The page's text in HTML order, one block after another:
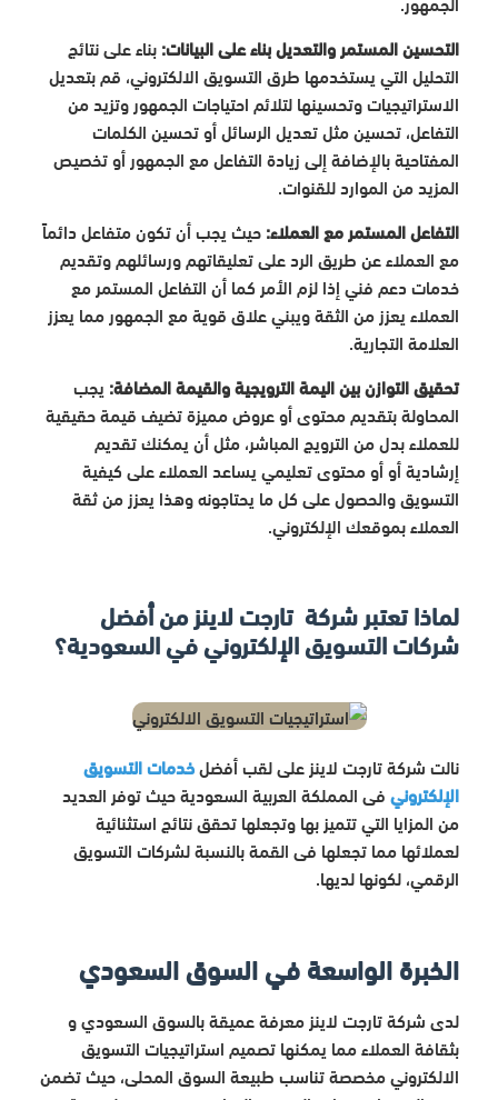
التحسين المستمر والتعديل بناء على البيانات: بناء على نتائج
التحليل التي يستخدمها طرق التسويق الالكتروني، قم بتعديل
الاستراتيجيات وتحسينها لتلائم احتياجات الجمهور وتزيد من
التفاعل، تحسين مثل تعديل الرسائل أو تحسين الكلمات
المفتاحية بالإضافة إلى زيادة التفاعل مع الجمهور أو تخصيص
المزيد من الموارد للقنوات.
التفاعل المستمر مع العملاء: حيث يجب أن تكون متفاعل دائماً
مع العملاء عن طريق الرد على تعليقاتهم ورسائلهم وتقديم
خدمات دعم فني إذا لزم الأمر كما أن التفاعل المستمر مع
العملاء يعزز من الثقة ويبني علاق قوية مع الجمهور مما يعزز
العلامة التجارية.
تحقيق التوازن بين اليمة الترويجية والقيمة المضافة: يجب
المحاولة بتقديم محتوى أو عروض مميزة تضيف قيمة حقيقية
للعملاء بدل من الترويج المباشر، مثل أن يمكنك تقديم
إرشادية أو أو محتوى تعليمي يساعد العملاء على كيفية
التسويق والحصول على كل ما يحتاجونه وهذا يعزز من ثقة
العملاء بموقعك الإلكتروني.
لماذا تعتبر شركة تارجت لاينز من أفضل
شركات التسويق الإلكتروني في السعودية؟
نالت شركة تارجت لاينز على لقب أفضلخدمات التسويق
الإلكتروني فى المملكة العربية السعودية حيث توفر العديد
من المزايا التي تتميز بها وتجعلها تحقق نتائج استثنائية
لعملائها مما تجعلها فى القمة بالنسبة لشركات التسويق
الرقمي، لكونها لديها.
الخبرة الواسعة في السوق السعودي
لدى شركة تارجت لاينز معرفة عميقة بالسوق السعودي و
بثقافة العملاء مما يمكنها تصميم استراتيجيات التسويق
الالكتروني مخصصة تناسب طبيعة السوق المحلى، حيث تضمن